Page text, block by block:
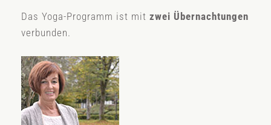
Das Yoga-Programm ist mit zwei Übernachtungen
verbunden.